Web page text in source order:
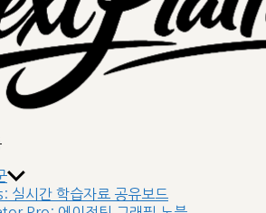
실시간 학습자료 공유보드